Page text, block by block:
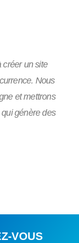
créer un site
Nous
et mettrons
génère des
VOUS